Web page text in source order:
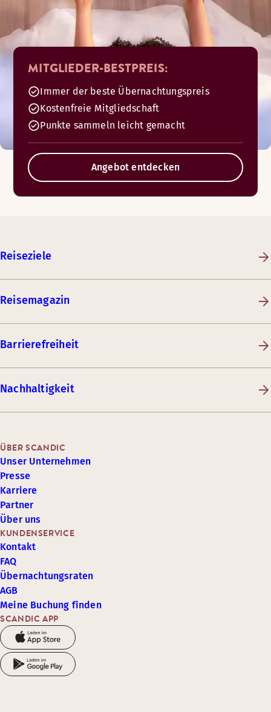
MITGLIEDER-BESTPREIS:
Immer der beste Übernachtungspreis
Kostenfreie Mitgliedschaft
Punkte sammeln leicht gemacht
Angebot entdecken
Reiseziele
Reisemagazin
Barrierefreiheit
Nachhaltigkeit
SCANDIC APP
KUNDENSERVICE
Kontakt
FAQ
Übernachtungsraten
AGB
Meine Buchung finden
ÜBER SCANDIC
Unser Unternehmen
Presse
Karriere
Partner
Über uns